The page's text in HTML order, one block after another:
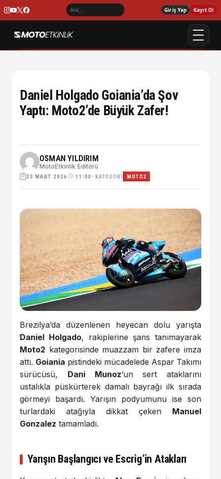
Giriş Yap Kayıt Ol
Daniel Holgado Goiania’da Şov
Yaptı: Moto2’de Büyük Zafer!
OSMAN YILDIRIM
MotoEtkinlik Editörü
23 MART 2026 11:00 • KATEGORI MOTO2
Brezilya’da düzenlenen heyecan dolu yarışta
Daniel Holgado, rakiplerine şans tanımayarak
Moto2 kategorisinde muazzam bir zafere imza
attı. Goiania pistindeki mücadelede Aspar Takımı
sürücüsü, Dani Munoz‘un sert ataklarını
ustalıkla püskürterek damalı bayrağı ilk sırada
görmeyi başardı. Yarışın podyumunu ise son
turlardaki atağıyla dikkat çeken Manuel
Gonzalez tamamladı.
Yarışın Başlangıcı ve Escrig’in Atakları